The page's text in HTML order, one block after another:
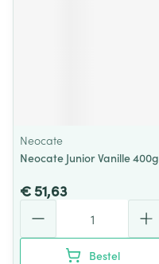
Neocate
Neocate Junior Vanille 400g
€ 51,63
Bestel